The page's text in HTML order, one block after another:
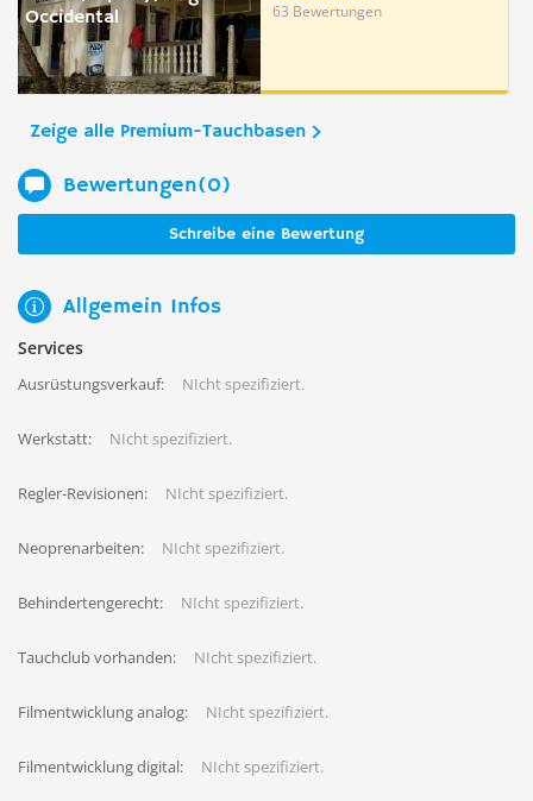
Occidental
63 Bewertungen
Zeige alle Premium-Tauchbasen
Bewertungen(0)
Schreibe eine Bewertung
Allgemein Infos
Services
Ausrüstungsverkauf: NIcht spezifiziert.
Werkstatt: NIcht spezifiziert.
Regler-Revisionen: NIcht spezifiziert.
Neoprenarbeiten: NIcht spezifiziert.
Behindertengerecht: NIcht spezifiziert.
Tauchclub vorhanden: NIcht spezifiziert.
Filmentwicklung analog: NIcht spezifiziert.
Filmentwicklung digital: NIcht spezifiziert.